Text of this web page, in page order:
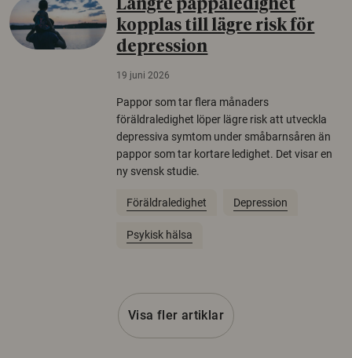
Längre pappaledighet
kopplas till lägre risk för
depression
19 juni 2026
Pappor som tar flera månaders
föräldraledighet löper lägre risk att utveckla
depressiva symtom under småbarnsåren än
pappor som tar kortare ledighet. Det visar en
ny svensk studie.
Föräldraledighet Depression
Psykisk hälsa
Visa fler artiklar